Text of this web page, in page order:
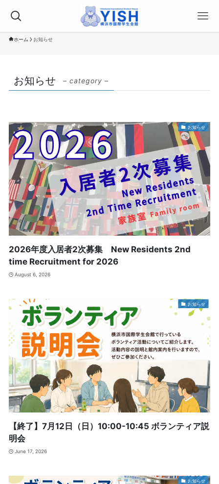
ホーム お知らせ
お知らせ – category –
お知らせ
2026年度入居者2次募集 New Residents 2nd
time Recruitment for 2026
August 6, 2026
お知らせ
【終了】7月12日（日）10:00-10:45 ボランティア説
明会
June 17, 2026
お知らせ